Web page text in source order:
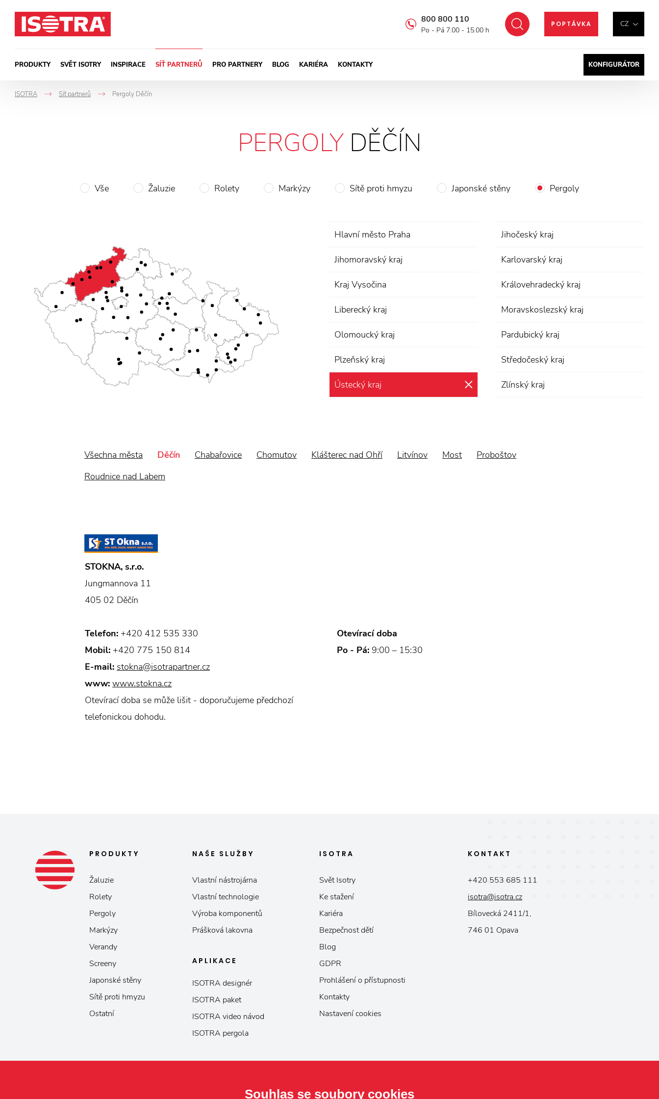
CZ
POPTÁVKA
Hledat
800 800 110
Po - Pá 7.00 - 15.00 h
PRODUKTY SVĚT ISOTRY INSPIRACE SÍŤ PARTNERŮ PRO PARTNERY BLOG KARIÉRA KONTAKTY KONFIGURÁTOR
ISOTRA
->
Síť partnerů Pergoly Děčín
PERGOLYDĚČÍN
Vše Žaluzie Rolety Markýzy Sítě proti hmyzu Japonské stěny Pergoly
Hlavní město Praha Jihočeský kraj
Jihomoravský kraj Karlovarský kraj
Kraj Vysočina Královehradecký kraj
Liberecký kraj Moravskoslezský kraj
Olomoucký kraj Pardubický kraj
Plzeňský kraj Středočeský kraj
Ústecký kraj zrušit výběr
Zlínský kraj
Všechna města Děčín Chabařovice Chomutov Klášterec nad Ohří Litvínov Most
Proboštov
Roudnice nad Labem
STOKNA, s.r.o.
Jungmannova 11
405 02 Děčín
Telefon: +420 412 535 330
Mobil: +420 775 150 814
E-mail: stokna@isotrapartner.cz
www: www.stokna.cz
Otevírací doba se může lišit - doporučujeme předchozí
telefonickou dohodu.
Otevírací doba
Po - Pá: 9:00 – 15:30
PRODUKTY
Žaluzie
Rolety
Pergoly
Markýzy
Verandy
Screeny
Japonské stěny
Sítě proti hmyzu
Ostatní
NAŠE SLUŽBY
Vlastní nástrojárna
Vlastní technologie
Výroba komponentů
Prášková lakovna
APLIKACE
ISOTRA designér
ISOTRA paket
ISOTRA video návod
ISOTRA pergola
ISOTRA
Svět Isotry
Ke stažení
Kariéra
Bezpečnost dětí
Blog
GDPR
Prohlášení o přístupnosti
Kontakty
Nastavení cookies
KONTAKT
+420 553 685 111
isotra@isotra.cz
Bílovecká 2411/1,
746 01 Opava
Souhlas se soubory cookies